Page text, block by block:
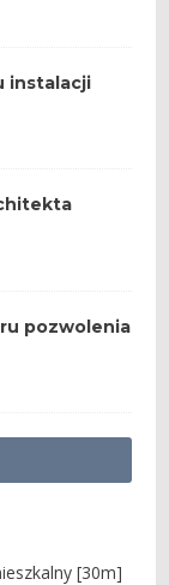
instalacji
pozwolenia
[30m]